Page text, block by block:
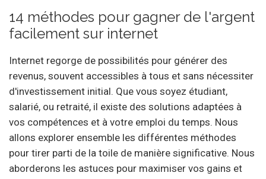
14 méthodes pour gagner de l'argent
facilement sur internet
Internet regorge de possibilités pour générer des
revenus, souvent accessibles à tous et sans nécessiter
d'investissement initial. Que vous soyez étudiant,
salarié, ou retraité, il existe des solutions adaptées à
vos compétences et à votre emploi du temps. Nous
allons explorer ensemble les différentes méthodes
pour tirer parti de la toile de manière significative. Nous
aborderons les astuces pour maximiser vos gains et